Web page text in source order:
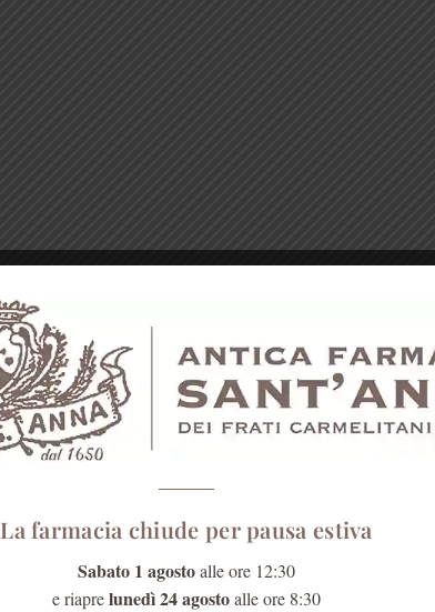
La farmacia chiude per pausa estiva
Sabato 1 agostoalle ore 12:30
e riaprelunedì 24 agostoalle ore 8:30